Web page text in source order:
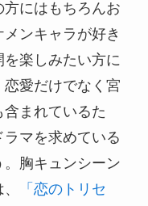
にはもちろんお
ンキャラが好き
楽しみたい方に
愛だけでなく宮
まれているた
マを求めている
胸キュンシーン
「恋のトリセ